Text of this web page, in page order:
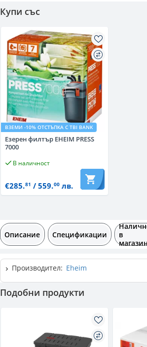
Купи със
ВЗЕМИ -10% ОТСТЪПКА С TBI BANK
Езерен филтър EHEIM PRESS
7000
В наличност
€285.81 / 559.00лв.
Описание Спецификации
в
Производител: Eheim
Подобни продукти